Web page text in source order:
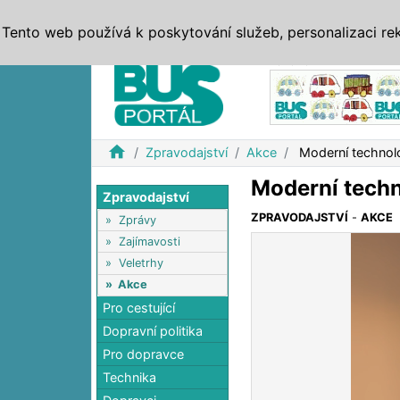
home Zpravodajství Akce Moderní
Zpravodajství
» Zprávy
» Zajímavosti
» Veletrhy
» Akce
Pro cestující
Dopravní politika
Pro dopravce
Technika
Moderní
ZPRAVODAJSTVÍ -AKCE
Tento web používá k poskytování služeb, personalizaci